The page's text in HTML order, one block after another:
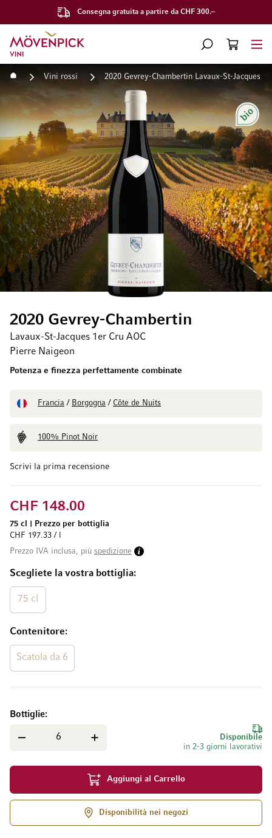
Consegna gratuita a partire da CHF 300.–
Vai alla Home Page
CERCA
CART
Home Vini rossi 2020 Gevrey-Chambertin Lavaux-St-Jacques
Scrivi la prima recensione
Bio
2020 Gevrey-Chambertin
Lavaux-St-Jacques 1er Cru AOC
Pierre Naigeon
Potenza e finezza perfettamente combinate
Francia / Borgogna / Côte de Nuits
100% Pinot Noir
Scegliete la vostra bottiglia
75 cl
Contenitore
Scatola da 6
CHF 148.00
75 cl
Prezzo per bottiglia
CHF 197.33 / l
Prezzo IVA inclusa, più spedizione
Disponibile
in 2-3 giorni lavorativi
Bottiglie
Aggiungi al Carrello
Disponibilità nei negozi
Vai alla fine della galleria di immagini
Vai all'inizio della galleria